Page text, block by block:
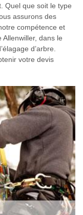
Quel que soit le type
assurons des
compétence et
dans le
d’arbre.
votre devis